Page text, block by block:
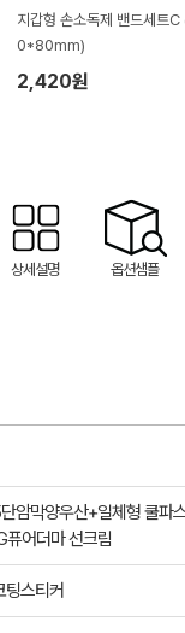
지갑형 손소독제 밴드세트C
0*80mm)
2,420원
상세설명 옵션샘플
암막양우산+일체형 쿨파
퓨어더마 선크림
팅스티커